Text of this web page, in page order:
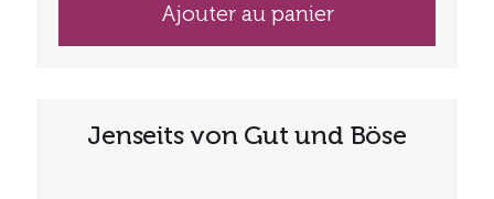
Ajouter au panier
Jenseits von Gut und Böse